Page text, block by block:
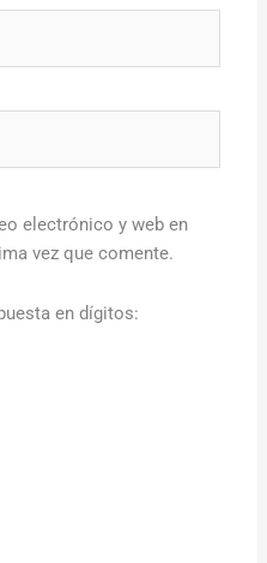
electrónico y web en
vez que comente.
en dígitos: